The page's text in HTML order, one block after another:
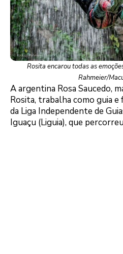
Rosita encarou todas as
Rahmeier/
A argentina Rosa Saucedo,
Rosita, trabalha como guia
da Liga Independente de
Iguaçu (Liguia), que